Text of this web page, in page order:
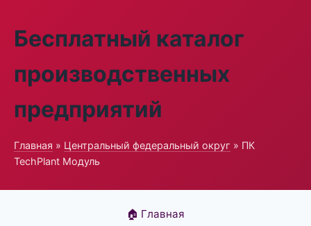
Бесплатный каталог
производственных
предприятий
Главная » Центральный федеральный округ » ПК
TechPlant Модуль
🏠 Главная